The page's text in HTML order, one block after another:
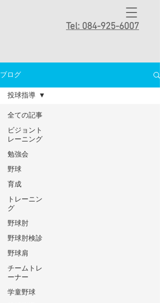
Tel: 084-925-6007
ブログ
全ての記事
ビジョント
レーニング
勉強会
野球
育成
トレーニン
グ
野球肘
野球肘検診
野球肩
チームトレ
ーナー
学童野球
投球指導